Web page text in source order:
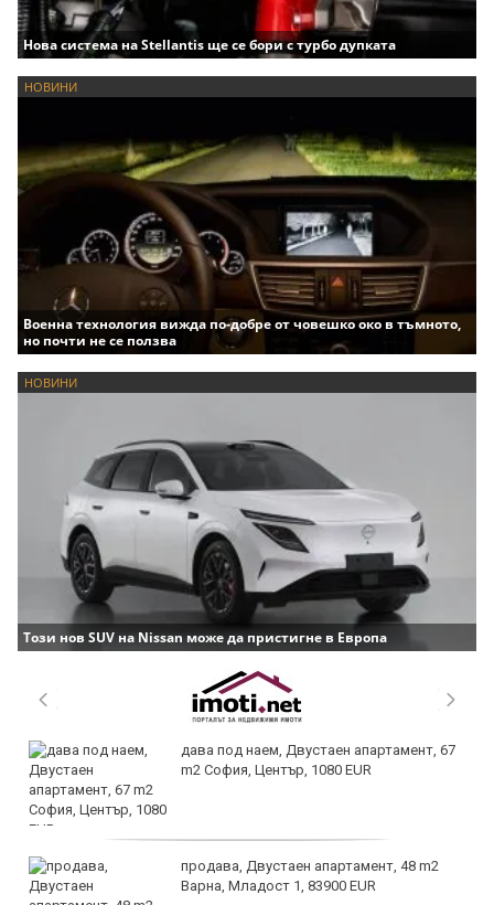
Нова система на Stellantis ще се бори с турбо дупката
НОВИНИ
Военна технология вижда по-добре от човешко око в тъмното,
но почти не се ползва
НОВИНИ
Този нов SUV на Nissan може да пристигне в Европа
дава под наем, Двустаен апартамент, 67
m2 София, Център, 1080 EUR
продава, Двустаен апартамент, 48 m2
Варна, Младост 1, 83900 EUR